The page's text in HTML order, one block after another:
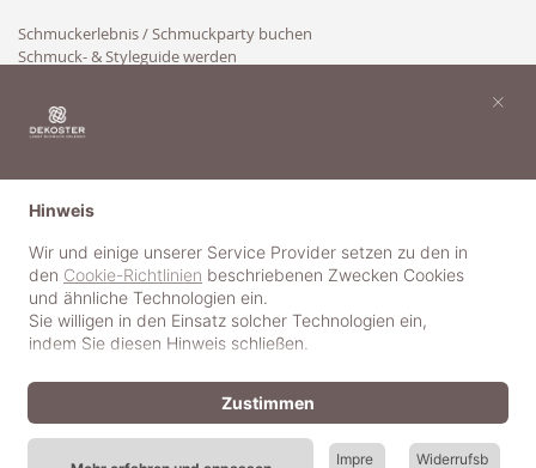
Schmuckerlebnis / Schmuckparty buchen
Schmuck- & Styleguide werden
Hinweis
Wir und einige unserer Service Provider setzen zu den in
den Cookie-Richtlinien beschriebenen Zwecken Cookies
und ähnliche Technologien ein.
Sie willigen in den Einsatz solcher Technologien ein,
indem Sie diesen Hinweis schließen.
Impre Widerrufsb
Zustimmen
×